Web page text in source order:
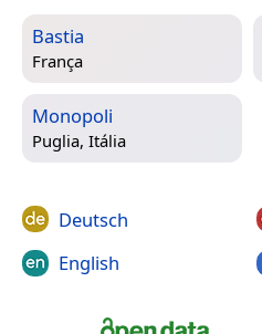
Bastia
França
Monopoli
Puglia, Itália
Deutsch
English